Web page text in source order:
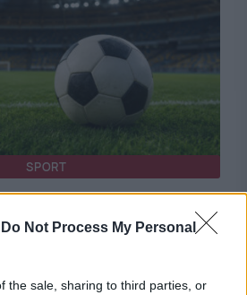
Do Not Process My Personal
the sale, sharing to third parties, or
SPORT
și Dinamo sâmbătă